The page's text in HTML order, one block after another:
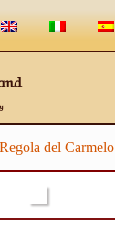
del Carmelo